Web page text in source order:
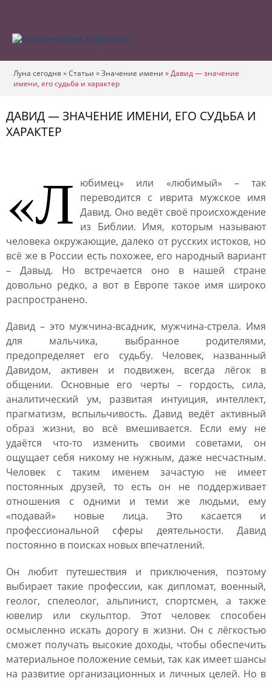
Луна сегодня »Статьи »Значение имени »Давид — значение
имени, его судьба и характер
ДАВИД — ЗНАЧЕНИЕ ИМЕНИ, ЕГО СУДЬБА И
ХАРАКТЕР
«Л юбимец» или «любимый» – так
переводится с иврита мужское имя
Давид. Оно ведёт своё происхождение
из Библии. Имя, которым называют
человека окружающие, далеко от русских истоков, но
всё же в России есть похожее, его народный вариант
– Давыд. Но встречается оно в нашей стране
довольно редко, а вот в Европе такое имя широко
распространено.
Давид – это мужчина-всадник, мужчина-стрела. Имя
для мальчика, выбранное родителями,
предопределяет его судьбу. Человек, названный
Давидом, активен и подвижен, всегда лёгок в
общении. Основные его черты – гордость, сила,
аналитический ум, развитая интуиция, интеллект,
прагматизм, вспыльчивость. Давид ведёт активный
образ жизни, во всё вмешивается. Если ему не
удаётся что-то изменить своими советами, он
ощущает себя никому не нужным, даже несчастным.
Человек с таким именем зачастую не имеет
постоянных друзей, то есть он не поддерживает
отношения с одними и теми же людьми, ему
«подавай» новые лица. Это касается и
профессиональной сферы деятельности. Давид
постоянно в поисках новых впечатлений.
Он любит путешествия и приключения, поэтому
выбирает такие профессии, как дипломат, военный,
геолог, спелеолог, альпинист, спортсмен, а также
ювелир или скульптор. Этот человек способен
осмысленно искать дорогу в жизни. Он с лёгкостью
сможет получать высокие доходы, чтобы обеспечить
материальное положение семьи, так как имеет шансы
на развитие организационных и личных целей. Но в